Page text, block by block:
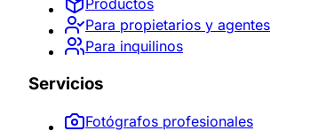
Productos
Para propietarios y agentes
Para inquilinos
Servicios
Fotógrafos profesionales